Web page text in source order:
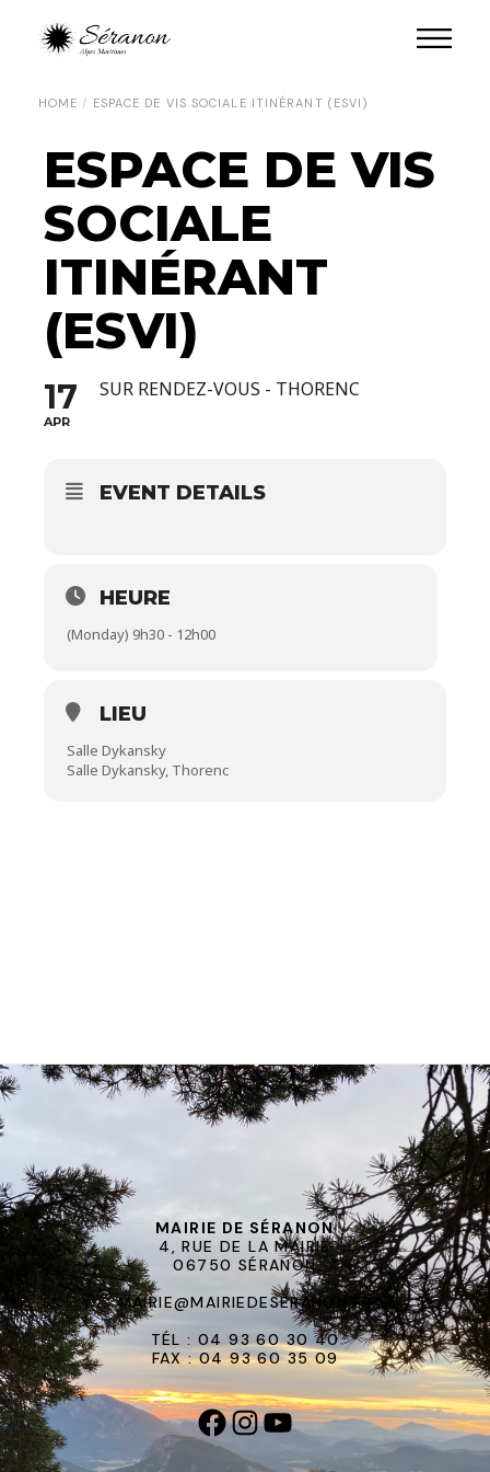
HOME ESPACE DE VIS SOCIALE ITINÉRANT (ESVI)
ESPACE DE VIS
SOCIALE
ITINÉRANT
(ESVI)
17
APR
SUR RENDEZ-VOUS - THORENC
EVENT DETAILS
HEURE
(Monday) 9h30 - 12h00
LIEU
Salle Dykansky
Salle Dykansky, Thorenc
MAIRIE DE SÉRANON
4, RUE DE LA MAIRIE
06750 SÉRANON
MAIRIE@MAIRIEDESERANON.FR
TÉL : 04 93 60 30 40
FAX : 04 93 60 35 09